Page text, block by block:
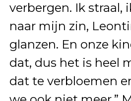
verbergen. Ik straal,
naar mijn zin,
glanzen. En onze
dat, dus het is heel
dat te verbloemen